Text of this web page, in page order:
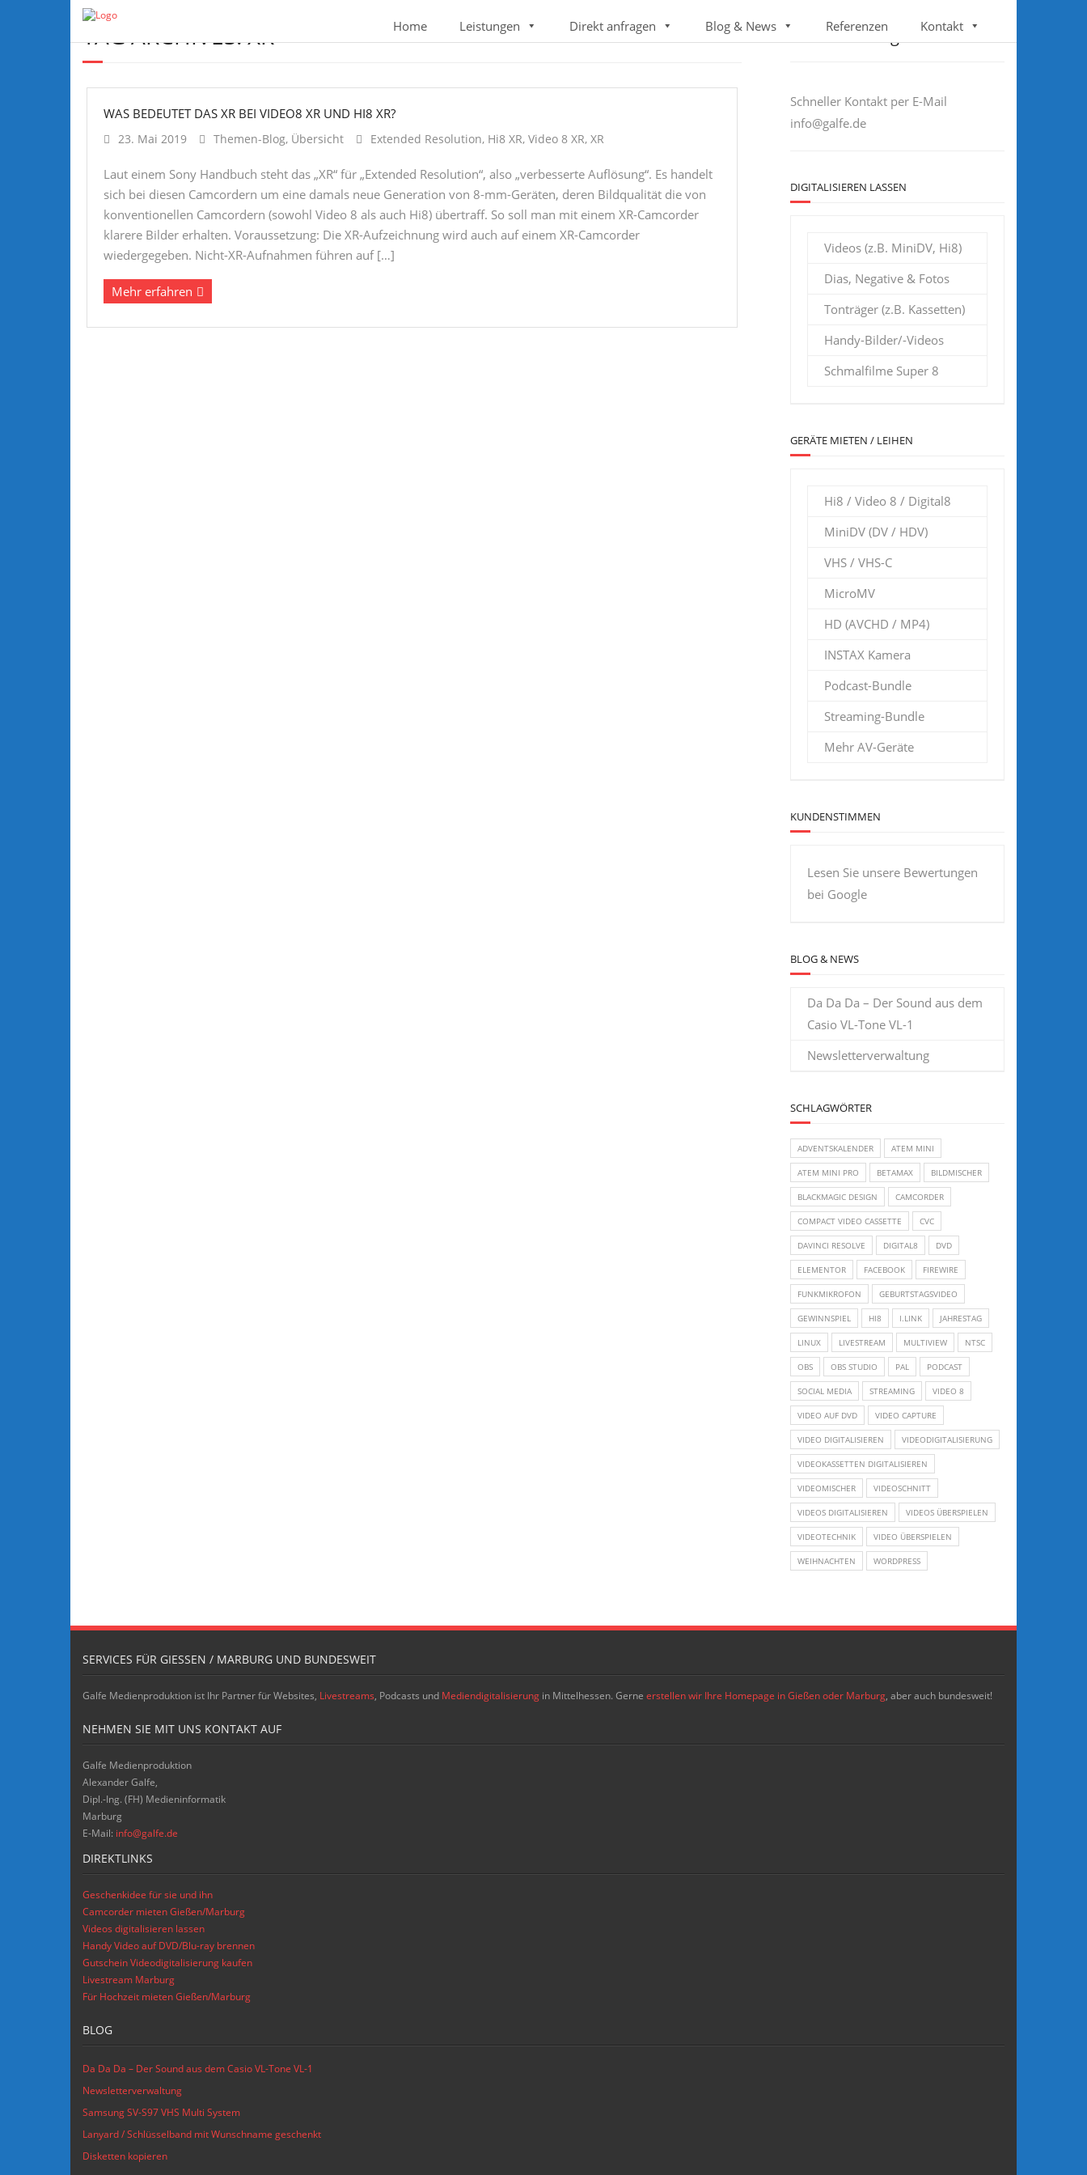
Home Leistungen Direkt anfragen Blog & News Referenzen Kontakt
TAG ARCHIVES:XR
WAS BEDEUTET DAS XR BEI VIDEO8 XR UND HI8 XR?
23. Mai 2019 Themen-Blog, Übersicht Extended Resolution, Hi8 XR, Video 8 XR, XR
Laut einem Sony Handbuch steht das „XR“ für „Extended Resolution“, also „verbesserte Auflösung“. Es handelt
sich bei diesen Camcordern um eine damals neue Generation von 8-mm-Geräten, deren Bildqualität die von
konventionellen Camcordern (sowohl Video 8 als auch Hi8) übertraff. So soll man mit einem XR-Camcorder
klarere Bilder erhalten. Voraussetzung: Die XR-Aufzeichnung wird auch auf einem XR-Camcorder
wiedergegeben. Nicht-XR-Aufnahmen führen auf […]
Mehr erfahren
Sie haben Fragen?
Schneller Kontakt per E-Mail
info@galfe.de
DIGITALISIEREN LASSEN
Videos (z.B. MiniDV, Hi8)
Dias, Negative & Fotos
Tonträger (z.B. Kassetten)
Handy-Bilder/-Videos
Schmalfilme Super 8
GERÄTE MIETEN / LEIHEN
Hi8 / Video 8 / Digital8
MiniDV (DV / HDV)
VHS / VHS-C
MicroMV
HD (AVCHD / MP4)
INSTAX Kamera
Podcast-Bundle
Streaming-Bundle
Mehr AV-Geräte
KUNDENSTIMMEN
Lesen Sie unsere Bewertungen
bei Google
BLOG & NEWS
Da Da Da – Der Sound aus dem
Casio VL-Tone VL-1
Newsletterverwaltung
SCHLAGWÖRTER
ADVENTSKALENDER ATEM MINI
ATEM MINI PRO BETAMAX BILDMISCHER
BLACKMAGIC DESIGN CAMCORDER
COMPACT VIDEO CASSETTE CVC
DAVINCI RESOLVE DIGITAL8 DVD
ELEMENTOR FACEBOOK FIREWIRE
FUNKMIKROFON GEBURTSTAGSVIDEO
GEWINNSPIEL HI8 I.LINK JAHRESTAG
LINUX LIVESTREAM MULTIVIEW NTSC
OBS OBS STUDIO PAL PODCAST
SOCIAL MEDIA STREAMING VIDEO 8
VIDEO AUF DVD VIDEO CAPTURE
VIDEO DIGITALISIEREN VIDEODIGITALISIERUNG
VIDEOKASSETTEN DIGITALISIEREN
VIDEOMISCHER VIDEOSCHNITT
VIDEOS DIGITALISIEREN VIDEOS ÜBERSPIELEN
VIDEOTECHNIK VIDEO ÜBERSPIELEN
WEIHNACHTEN WORDPRESS
SERVICES FÜR GIESSEN / MARBURG UND BUNDESWEIT
Galfe Medienproduktion ist Ihr Partner für Websites, Livestreams, Podcasts und Mediendigitalisierung in Mittelhessen. Gerne erstellen wir Ihre Homepage in Gießen oder Marburg, aber auch bundesweit!
NEHMEN SIE MIT UNS KONTAKT AUF
Galfe Medienproduktion
Alexander Galfe,
Dipl.-Ing. (FH) Medieninformatik
Marburg
E-Mail: info@galfe.de
DIREKTLINKS
Geschenkidee für sie und ihn
Camcorder mieten Gießen/Marburg
Videos digitalisieren lassen
Handy Video auf DVD/Blu-ray brennen
Gutschein Videodigitalisierung kaufen
Livestream Marburg
Für Hochzeit mieten Gießen/Marburg
BLOG
Da Da Da – Der Sound aus dem Casio VL-Tone VL-1
Newsletterverwaltung
Samsung SV-S97 VHS Multi System
Lanyard / Schlüsselband mit Wunschname geschenkt
Disketten kopieren